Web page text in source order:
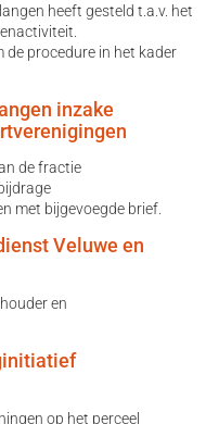
heeft gesteld t.a.v. het
de procedure in het kader
inzake
de fractie
met bijgevoegde brief.
Veluwe en
en
op het perceel